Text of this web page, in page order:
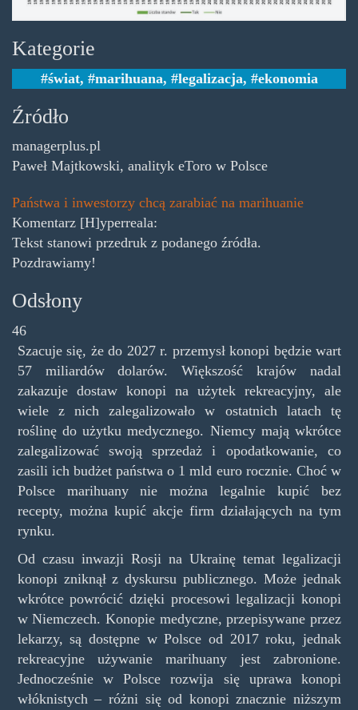
Kategorie
świat, marihuana, legalizacja, ekonomia
Źródło
managerplus.pl
Paweł Majtkowski, analityk eToro w Polsce
Państwa i inwestorzy chcą zarabiać na marihuanie
Komentarz [H]yperreala:
Tekst stanowi przedruk z podanego źródła.
Pozdrawiamy!
Odsłony
46
Szacuje się, że do 2027 r. przemysł konopi będzie wart
57 miliardów dolarów. Większość krajów nadal
zakazuje dostaw konopi na użytek rekreacyjny, ale
wiele z nich zalegalizowało w ostatnich latach tę
roślinę do użytku medycznego. Niemcy mają wkrótce
zalegalizować swoją sprzedaż i opodatkowanie, co
zasili ich budżet państwa o 1 mld euro rocznie. Choć w
Polsce marihuany nie można legalnie kupić bez
recepty, można kupić akcje firm działających na tym
rynku.
Od czasu inwazji Rosji na Ukrainę temat legalizacji
konopi zniknął z dyskursu publicznego. Może jednak
wkrótce powrócić dzięki procesowi legalizacji konopi
w Niemczech. Konopie medyczne, przepisywane przez
lekarzy, są dostępne w Polsce od 2017 roku, jednak
rekreacyjne używanie marihuany jest zabronione.
Jednocześnie w Polsce rozwija się uprawa konopi
włóknistych – różni się od konopi znacznie niższym